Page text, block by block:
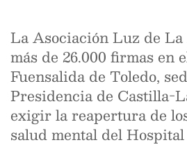
La Asociación Luz de
más de 26.000 firmas en
Fuensalida de Toledo,
Presidencia de Castilla-
exigir la reapertura de
salud mental del